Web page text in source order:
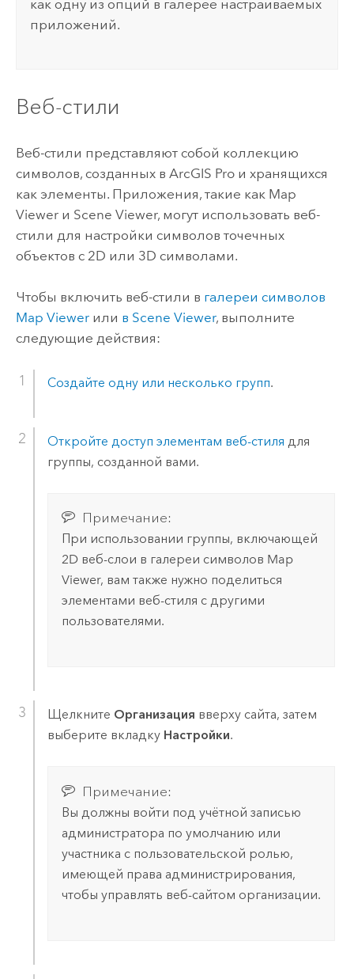
как одну из опций в галерее настраиваемых
приложений.
Веб-стили
Веб-стили представляют собой коллекцию
символов, созданных в ArcGIS Proи хранящихся
как элементы. Приложения, такие как Map
Viewerи Scene Viewer, могут использовать веб-
стили для настройки символов точечных
объектов с 2D или 3D символами.
Чтобы включить веб-стили в галереи символов
Map Viewerили в Scene Viewer, выполните
следующие действия:
Создайте одну или несколько групп.
Откройте доступ элементам веб-стиля для
группы, созданной вами.
Примечание:
При использовании группы, включающей
2D веб-слои в галереи символов Map
Viewer, вам также нужно поделиться
элементами веб-стиля с другими
пользователями.
Щелкните Организация вверху сайта, затем
выберите вкладку Настройки.
Примечание:
Вы должны войти под учётной записью
администратора по умолчанию или
участника с пользовательской ролью,
имеющей права администрирования,
чтобы управлять веб-сайтом организации.